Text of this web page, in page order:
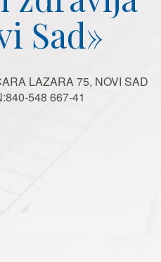
Sad»
LAZARA 75, NOVI SAD
548 667-41